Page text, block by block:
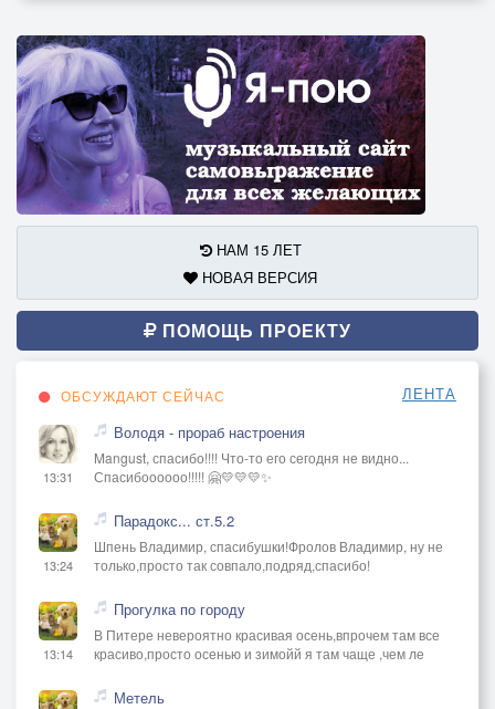
НАМ 15 ЛЕТ
НОВАЯ ВЕРСИЯ
ПОМОЩЬ ПРОЕКТУ
ОБСУЖДАЮТ СЕЙЧАС ЛЕНТА
13:31
Володя - прораб настроения
Mangust, спасибо!!!! Что-то его сегодня не видно...
Спасибоооооо!!!!! 🤗💛💛💛✨
13:24
Парадокс... ст.5.2
Шпень Владимир, спасибушки!Фролов Владимир, ну не
только,просто так совпало,подряд,спасибо!
13:14
Прогулка по городу
В Питере невероятно красивая осень,впрочем там все
красиво,просто осенью и зимойй я там чаще ,чем ле
Метель